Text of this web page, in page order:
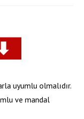
uyumlu olmalıdır.
ve mandal